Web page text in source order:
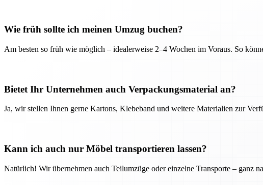
Wie früh sollte ich meinen Umzug buchen?
Am besten so früh wie möglich – idealerweise 2–4 Wochen im Voraus. So
Bietet Ihr Unternehmen auch Verpackungsmaterial an?
Ja, wir stellen Ihnen gerne Kartons, Klebeband und weitere Materialien zur
Kann ich auch nur Möbel transportieren lassen?
Natürlich! Wir übernehmen auch Teilumzüge oder einzelne Transporte – ganz